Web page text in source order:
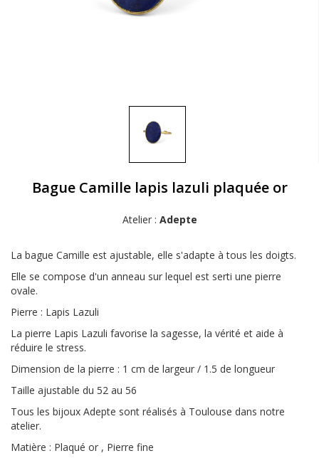
Bague Camille lapis lazuli plaquée or
Atelier : Adepte
La bague Camille est ajustable, elle s'adapte à tous les doigts.
Elle se compose d'un anneau sur lequel est serti une pierre
ovale.
Pierre : Lapis Lazuli
La pierre Lapis Lazuli favorise la sagesse, la vérité et aide à
réduire le stress.
Dimension de la pierre : 1 cm de largeur / 1.5 de longueur
Taille ajustable du 52 au 56
Tous les bijoux Adepte sont réalisés à Toulouse dans notre
atelier.
Matière : Plaqué or , Pierre fine